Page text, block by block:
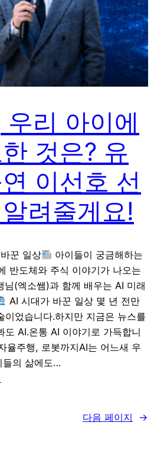
리 아이에
것은? 유
이선호 선
려줄게요!
꾼 일상
아이들이 궁금해하는
반도체와 주식 이야기가 나오는
님(엑소쌤)과 함께 배우는 AI 미래
AI 시대가 바꾼 일상 몇 년 전만
이었습니다.하지만 지금은 뉴스를
도 AI.온통 AI 이야기로 가득합니
율주행, 로봇까지AI는 어느새 우
들의 삶에도…
다음 페이지 →